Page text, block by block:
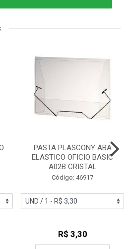
PASTA PLASCONY ABA
ELASTICO OFICIO BASIC
A02B CRISTAL
Código: 46917
R$ 3,30